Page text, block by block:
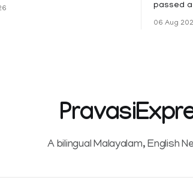
educational institutions across
passed a
06 Aug
A bilingual Malayalam, English